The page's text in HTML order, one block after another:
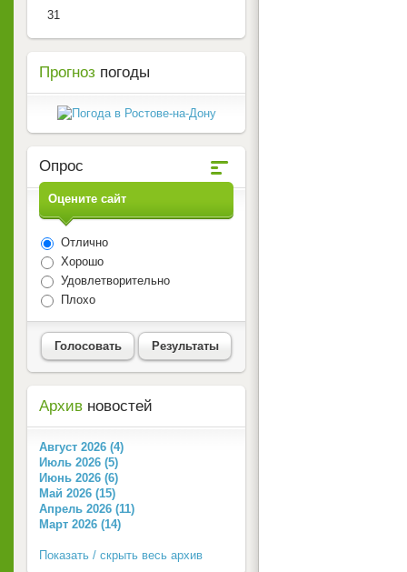
31
Прогноз погоды
Опрос
Оцените сайт
Отлично
Хорошо
Удовлетворительно
Плохо
Голосовать Результаты
Архив новостей
Август 2026 (4)
Июль 2026 (5)
Июнь 2026 (6)
Май 2026 (15)
Апрель 2026 (11)
Март 2026 (14)
Показать / скрыть весь архив